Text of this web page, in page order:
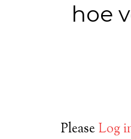
hoe
PleaseLog